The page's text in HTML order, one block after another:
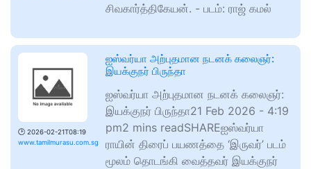
சிவகார்த்திகேயன். - படம்: ராஜ் கமல்
🕑 2026-02-21T08:19
www.tamilmurasu.com.sg
ஐஸ்வர்யா அற்புதமான நடனக் கலைஞர்:
இயக்குநர் பிருந்தா
ஐஸ்வர்யா அற்புதமான நடனக் கலைஞர்:
இயக்குநர் பிருந்தா21 Feb 2026 - 4:19
pm2 mins readSHAREஐஸ்வர்யா
ராயின் திரைப் பயணத்தை ‘இருவர்’ படம்
மூலம் தொடங்கி வைத்தவர் இயக்குநர்